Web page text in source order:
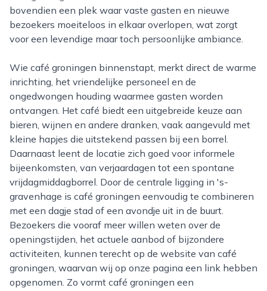
bovendien een plek waar vaste gasten en nieuwe
bezoekers moeiteloos in elkaar overlopen, wat zorgt
voor een levendige maar toch persoonlijke ambiance.
Wie café groningen binnenstapt, merkt direct de warme
inrichting, het vriendelijke personeel en de
ongedwongen houding waarmee gasten worden
ontvangen. Het café biedt een uitgebreide keuze aan
bieren, wijnen en andere dranken, vaak aangevuld met
kleine hapjes die uitstekend passen bij een borrel.
Daarnaast leent de locatie zich goed voor informele
bijeenkomsten, van verjaardagen tot een spontane
vrijdagmiddagborrel. Door de centrale ligging in 's-
gravenhage is café groningen eenvoudig te combineren
met een dagje stad of een avondje uit in de buurt.
Bezoekers die vooraf meer willen weten over de
openingstijden, het actuele aanbod of bijzondere
activiteiten, kunnen terecht op de website van café
groningen, waarvan wij op onze pagina een link hebben
opgenomen. Zo vormt café groningen een